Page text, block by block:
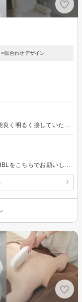
似合わせデザイン